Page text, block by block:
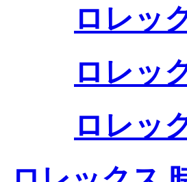
ロレッ
ロレッ
ロレッ